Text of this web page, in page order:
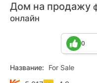
Дом на продажу
онлайн
0
Название: For Sale